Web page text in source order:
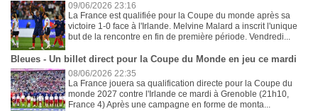
09/06/2026 23:16
La France est qualifiée pour la Coupe du monde après sa
victoire 1-0 face à l'Irlande. Melvine Malard a inscrit l'unique
but de la rencontre en fin de première période. Vendredi...
Bleues - Un billet direct pour la Coupe du Monde en jeu ce mardi
08/06/2026 22:35
La France jouera sa qualification directe pour la Coupe du
monde 2027 contre l'Irlande ce mardi à Grenoble (21h10,
France 4) Après une campagne en forme de monta...